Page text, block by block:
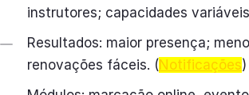
instrutores; capacidades
Resultados: maior presença;
renovações fáceis. (Notificações)